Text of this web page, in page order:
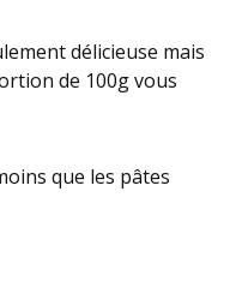
délicieuse mais
de 100g vous
que les pâtes